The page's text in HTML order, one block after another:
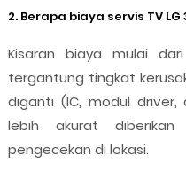
2. Berapa biaya servis TV
Kisaran biaya mulai dari
tergantung tingkat
diganti (IC, modul
lebih akurat diberikan
pengecekan di lokasi.